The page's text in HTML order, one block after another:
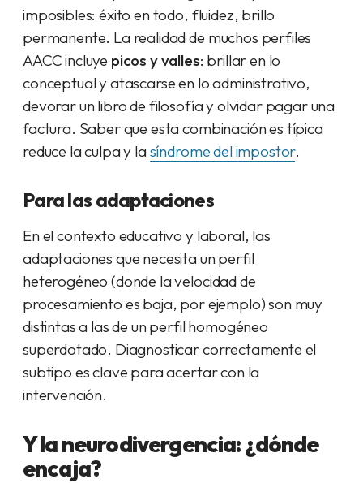
imposibles: éxito en todo, fluidez, brillo
permanente. La realidad de muchos perfiles
AACC incluye picos y valles: brillar en lo
conceptual y atascarse en lo administrativo,
devorar un libro de filosofía y olvidar pagar una
factura. Saber que esta combinación es típica
reduce la culpa y la síndrome del impostor.
Para las adaptaciones
En el contexto educativo y laboral, las
adaptaciones que necesita un perfil
heterogéneo (donde la velocidad de
procesamiento es baja, por ejemplo) son muy
distintas a las de un perfil homogéneo
superdotado. Diagnosticar correctamente el
subtipo es clave para acertar con la
intervención.
Y la neurodivergencia: ¿dónde
encaja?